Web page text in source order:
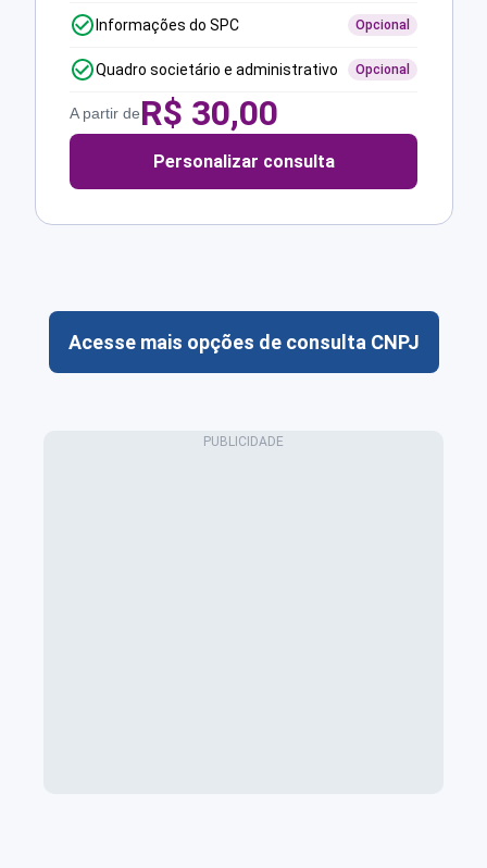
Informações do SPC Opcional
Quadro societário e administrativo Opcional
A partir deR$ 30,00
Personalizar consulta
Acesse mais opções de consulta CNPJ